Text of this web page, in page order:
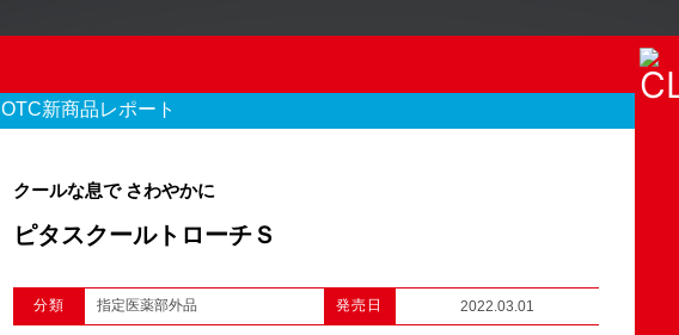
970 件のレポート
OTC新商品レポート
クールな息で さわやかに
ピタスクールトローチＳ
分類 指定医薬部外品 発売日 2022.03.01